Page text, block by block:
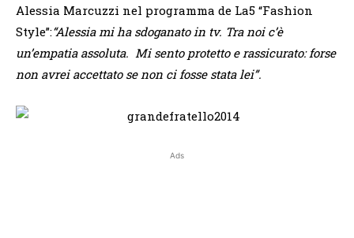
Alessia Marcuzzi nel programma de La5 “Fashion
Style”:“Alessia mi ha sdoganato in tv. Tra noi c’è
un’empatia assoluta. Mi sento protetto e rassicurato: forse
non avrei accettato se non ci fosse stata lei”.
Ads